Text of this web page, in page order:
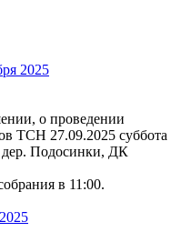
2025
о проведении
ТСН 27.09.2025 суббота
Подосинки, ДК
в 11:00.